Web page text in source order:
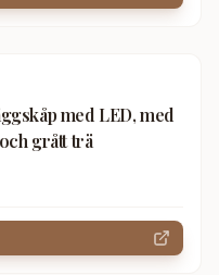
med LED, med
grått trä